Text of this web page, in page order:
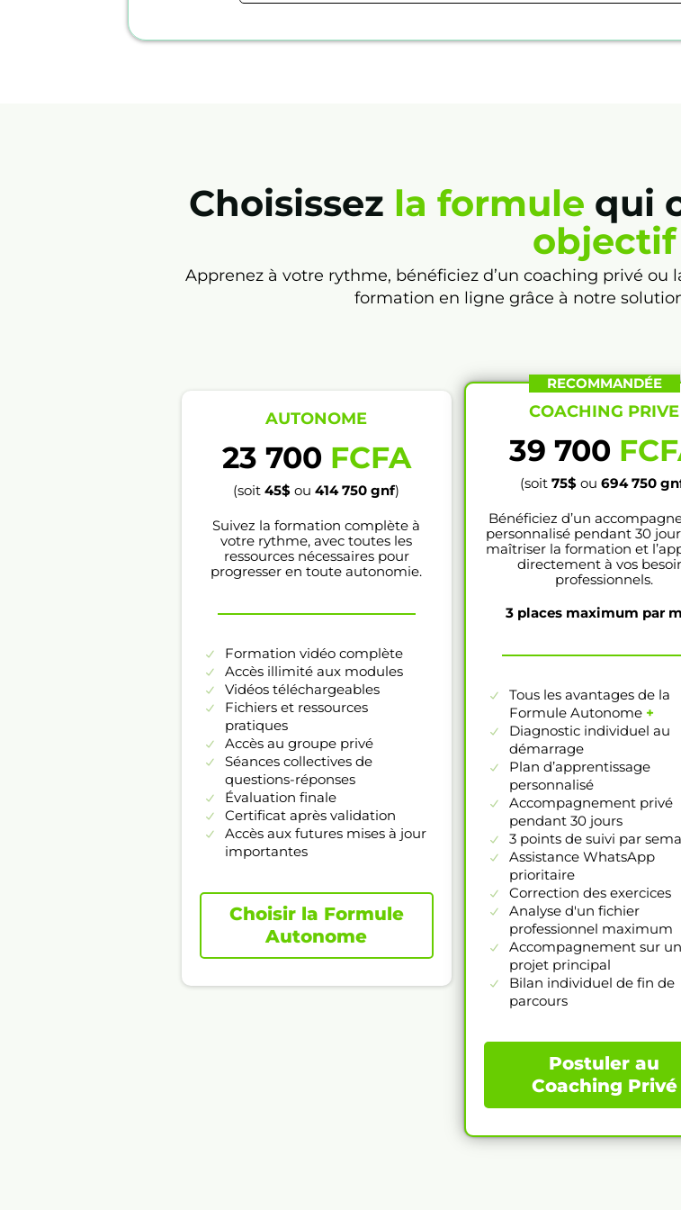
Choisissez la formule qui
objectif
Apprenez à votre rythme, bénéficiez d’un coaching privé
formation en ligne grâce à notre
AUTONOME
23 700 FCFA
(soit45$ ou414 750 gnf)
Suivez la formation complète à
votre rythme, avec toutes les
ressources nécessaires pour
progresser en toute autonomie.
Formation vidéo complète
Accès illimité aux modules
Vidéos téléchargeables
Fichiers et ressources
pratiques
Accès au groupe privé
Séances collectives de
questions-réponses
Évaluation finale
Certificat après validation
Accès aux futures mises à jour
importantes
Choisir la Formule
Autonome
RECOMMANDÉE
COACHING PRIVE
39 700
(soit 75$ou 694 750
Bénéficiez d’un
personnalisé pendant 30
maîtriser la formation et
directement à vos
professionnels.
3 places maximum par
Tous les avantages de la
Formule Autonome +
Diagnostic individuel au
démarrage
Plan d’apprentissage
personnalisé
Accompagnement privé
pendant 30 jours
3 points de suivi par
Assistance WhatsApp
prioritaire
Correction des exercices
Analyse d'un fichier
professionnel maximum
Accompagnement sur un
projet principal
Bilan individuel de fin de
parcours
Postuler au
Coaching Privé